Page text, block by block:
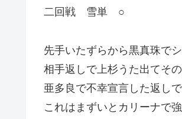
二回戦 雪単 ○
先手いたずらから黒真珠で
相手返しで上杉うた出てそ
亜多良で不幸宣言した返し
これはまずいとカリーナで